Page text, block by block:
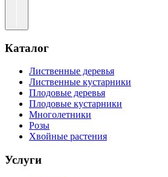
Каталог
Лиственные деревья
Лиственные кустарники
Плодовые деревья
Плодовые кустарники
Многолетники
Розы
Хвойные растения
Услуги